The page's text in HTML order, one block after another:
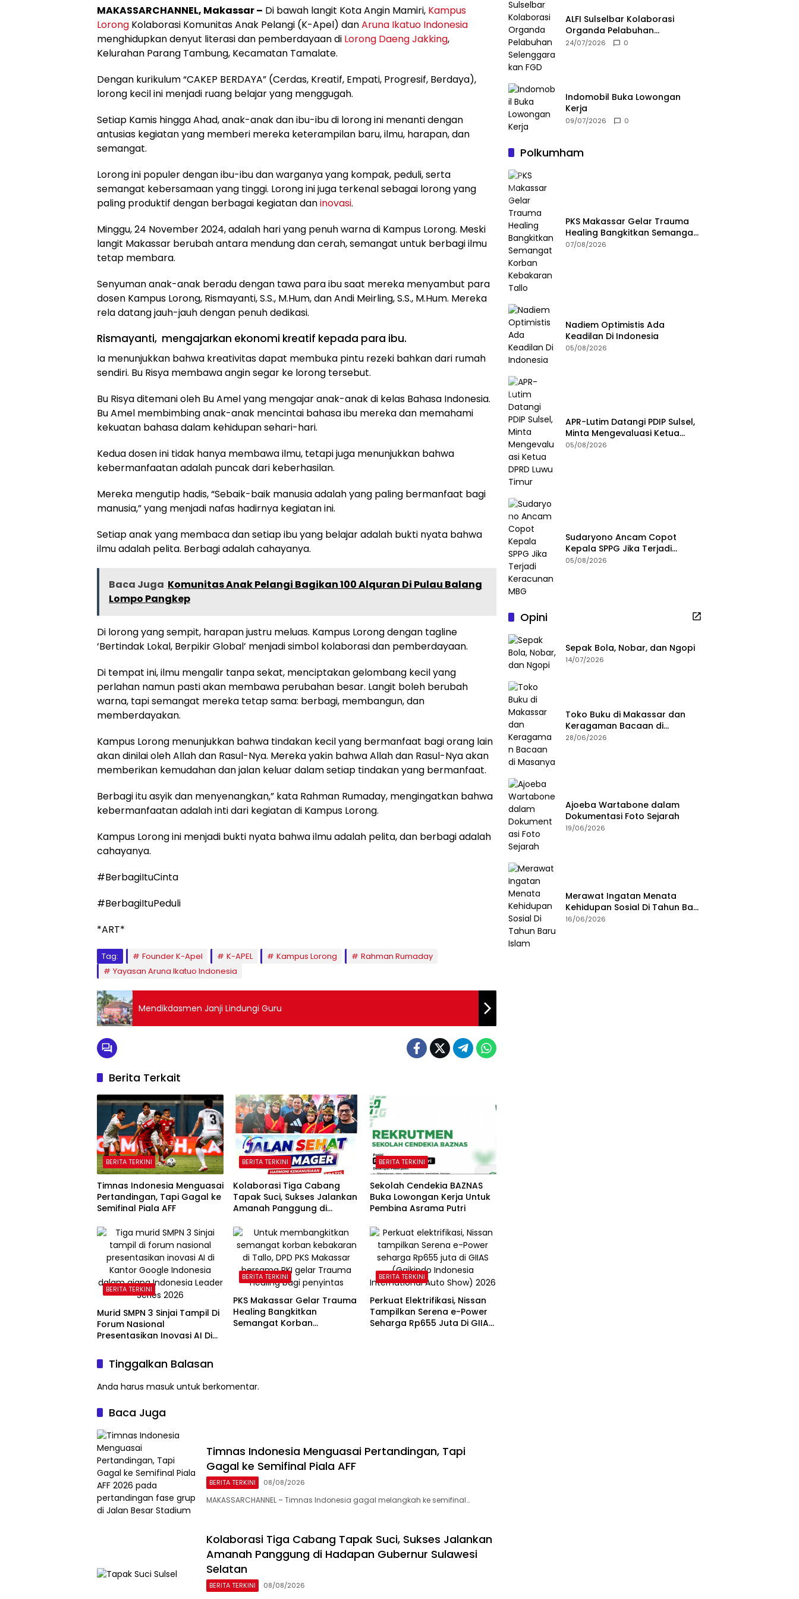
MAKASSARCHANNEL, Makassar – Di bawah langit Kota Angin Mamiri, Kampus
Lorong Kolaborasi Komunitas Anak Pelangi (K-Apel) danAruna Ikatuo Indonesia
menghidupkan denyut literasi dan pemberdayaan di Lorong Daeng Jakking,
Kelurahan Parang Tambung, Kecamatan Tamalate.
Dengan kurikulum “CAKEP BERDAYA” (Cerdas, Kreatif, Empati, Progresif, Berdaya),
lorong kecil ini menjadi ruang belajar yang menggugah.
Setiap Kamis hingga Ahad, anak-anak dan ibu-ibu di lorong ini menanti dengan
antusias kegiatan yang memberi mereka keterampilan baru, ilmu, harapan, dan
semangat.
Lorong ini populer dengan ibu-ibu dan warganya yang kompak, peduli, serta
semangat kebersamaan yang tinggi. Lorong ini juga terkenal sebagai lorong yang
paling produktif dengan berbagai kegiatan daninovasi.
Minggu, 24 November 2024, adalah hari yang penuh warna di Kampus Lorong. Meski
langit Makassar berubah antara mendung dan cerah, semangat untuk berbagi ilmu
tetap membara.
Senyuman anak-anak beradu dengan tawa para ibu saat mereka menyambut para
dosen Kampus Lorong, Rismayanti, S.S., M.Hum, dan Andi Meirling, S.S., M.Hum. Mereka
rela datang jauh-jauh dengan penuh dedikasi.
Rismayanti, mengajarkan ekonomi kreatif kepada para ibu.
Ia menunjukkan bahwa kreativitas dapat membuka pintu rezeki bahkan dari rumah
sendiri. Bu Risya membawa angin segar ke lorong tersebut.
Bu Risya ditemani oleh Bu Amel yang mengajar anak-anak di kelas Bahasa Indonesia.
Bu Amel membimbing anak-anak mencintai bahasa ibu mereka dan memahami
kekuatan bahasa dalam kehidupan sehari-hari.
Kedua dosen ini tidak hanya membawa ilmu, tetapi juga menunjukkan bahwa
kebermanfaatan adalah puncak dari keberhasilan.
Mereka mengutip hadis, “Sebaik-baik manusia adalah yang paling bermanfaat bagi
manusia,” yang menjadi nafas hadirnya kegiatan ini.
Setiap anak yang membaca dan setiap ibu yang belajar adalah bukti nyata bahwa
ilmu adalah pelita. Berbagi adalah cahayanya.
Baca Juga Komunitas Anak Pelangi Bagikan 100 Alquran Di Pulau Balang
Lompo Pangkep
Di lorong yang sempit, harapan justru meluas. Kampus Lorong dengan tagline
‘Bertindak Lokal, Berpikir Global’ menjadi simbol kolaborasi dan pemberdayaan.
Di tempat ini, ilmu mengalir tanpa sekat, menciptakan gelombang kecil yang
perlahan namun pasti akan membawa perubahan besar. Langit boleh berubah
warna, tapi semangat mereka tetap sama: berbagi, membangun, dan
memberdayakan.
Kampus Lorong menunjukkan bahwa tindakan kecil yang bermanfaat bagi orang lain
akan dinilai oleh Allah dan Rasul-Nya. Mereka yakin bahwa Allah dan Rasul-Nya akan
memberikan kemudahan dan jalan keluar dalam setiap tindakan yang bermanfaat.
Berbagi itu asyik dan menyenangkan,” kata Rahman Rumaday, mengingatkan bahwa
kebermanfaatan adalah inti dari kegiatan di Kampus Lorong.
Kampus Lorong ini menjadi bukti nyata bahwa ilmu adalah pelita, dan berbagi adalah
cahayanya.
#BerbagiItuCinta
#BerbagiItuPeduli
*ART*
Tag: Founder K-Apel K-APEL Kampus Lorong
Rahman Rumaday
Yayasan Aruna Ikatuo Indonesia
Mendikdasmen Janji Lindungi Guru
Berita Terkait
BERITA TERKINI
Timnas Indonesia Menguasai
Pertandingan, Tapi Gagal ke
Semifinal Piala AFF
BERITA TERKINI
Kolaborasi Tiga Cabang
Tapak Suci, Sukses Jalankan
Amanah Panggung di
Selatan
BERITA TERKINI
Sekolah Cendekia BAZNAS
Buka Lowongan Kerja Untuk
Pembina Asrama Putri
BERITA TERKINI
Murid SMPN 3 Sinjai Tampil Di
Forum Nasional
Presentasikan Inovasi AI Di
BERITA TERKINI
PKS Makassar Gelar Trauma
Healing Bangkitkan
Semangat Korban
BERITA TERKINI
Perkuat Elektrifikasi, Nissan
Tampilkan Serena e-Power
Seharga Rp655 Juta Di GIIAS
Tinggalkan Balasan
Anda harus masuk untuk berkomentar.
Baca Juga
Timnas Indonesia Menguasai Pertandingan, Tapi
Gagal ke Semifinal Piala AFF
BERITA TERKINI 08/08/2026
MAKASSARCHANNEL – Timnas Indonesia gagal melangkah ke semifinal…
Kolaborasi Tiga Cabang Tapak Suci, Sukses Jalankan
Amanah Panggung di Hadapan Gubernur Sulawesi
Selatan
BERITA TERKINI 08/08/2026
ALFI Sulselbar Kolaborasi
Organda Pelabuhan
Selenggarakan FGD
24/07/2026 0
Indomobil Buka Lowongan
Kerja
09/07/2026 0
Polkumham
PKS Makassar Gelar Trauma
Healing Bangkitkan Semangat
Korban Kebakaran Tallo
07/08/2026
Nadiem Optimistis Ada
Keadilan Di Indonesia
05/08/2026
APR-Lutim Datangi PDIP Sulsel,
Minta Mengevaluasi Ketua
DPRD Luwu Timur
05/08/2026
Sudaryono Ancam Copot
Kepala SPPG Jika Terjadi
Keracunan MBG
05/08/2026
Opini
Sepak Bola, Nobar, dan Ngopi
14/07/2026
Toko Buku di Makassar dan
Keragaman Bacaan di
Masanya
28/06/2026
Ajoeba Wartabone dalam
Dokumentasi Foto Sejarah
19/06/2026
Merawat Ingatan Menata
Kehidupan Sosial Di Tahun Baru
Islam
16/06/2026